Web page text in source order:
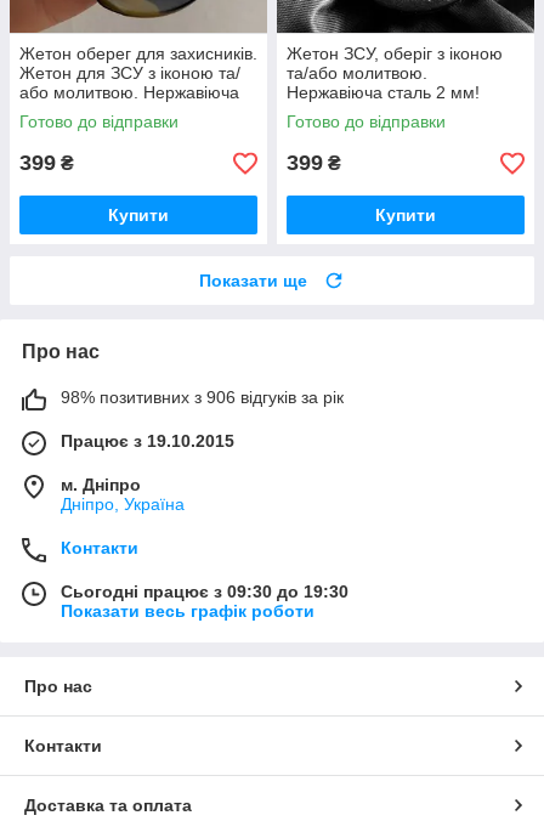
Жетон оберег для захисників.
Жетон для ЗСУ з іконою та/
або молитвою. Нержавіюча
сталь 2 мм! Оплата при
отриманні Гарантія 10 років
Готово до відправки
399 ₴
Купити
Жетон ЗСУ, оберіг з іконою
та/або молитвою.
Нержавіюча сталь 2 мм!
Оплата на пошті. Ланцюжок,
бампер та скоба в подарунок
Готово до відправки
399 ₴
Купити
Показати ще
Про нас
98% позитивних з 906 відгуків за рік
Працює з 19.10.2015
м. Дніпро
Дніпро, Україна
Контакти
Сьогодні працює з 09:30 до 19:30
Показати весь графік роботи
Про нас
Контакти
Доставка та оплата